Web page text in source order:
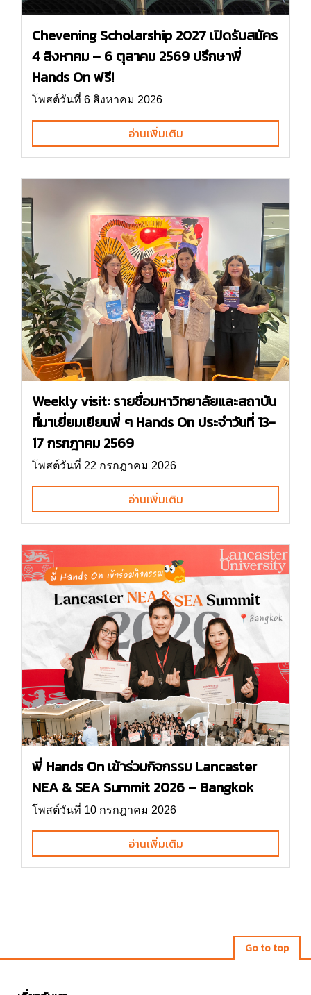
Chevening Scholarship 2027 เปิดรับสมัคร
4 สิงหาคม – 6 ตุลาคม 2569 ปรึกษาพี่
Hands On ฟรี!
โพสต์วันที่ 6 สิงหาคม 2026
อ่านเพิ่มเติม
Weekly visit: รายชื่อมหาวิทยาลัยและสถาบัน
ที่มาเยี่ยมเยียนพี่ ๆ Hands On ประจำวันที่ 13-
17 กรกฎาคม 2569
โพสต์วันที่ 22 กรกฎาคม 2026
อ่านเพิ่มเติม
พี่ Hands On เข้าร่วมกิจกรรม Lancaster
NEA & SEA Summit 2026 – Bangkok
โพสต์วันที่ 10 กรกฎาคม 2026
อ่านเพิ่มเติม
Go to top